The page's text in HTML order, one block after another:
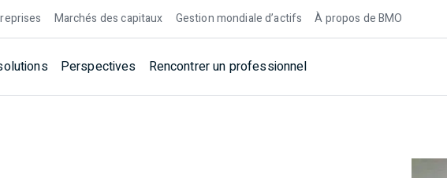
Marchés des capitaux Gestion mondiale d’actifs À propos de BMO
Perspectives Rencontrer un professionnel